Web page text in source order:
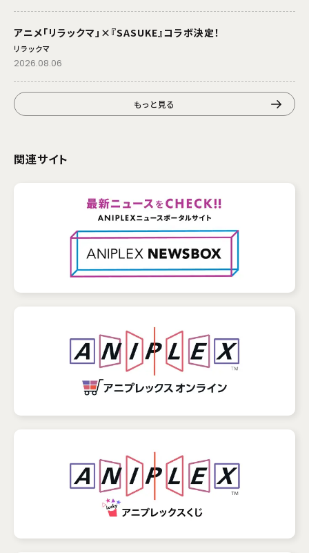
アニメ「リラックマ」×『SASUKE』コラボ決定！
リラックマ
2026.08.06
もっと見る
関連サイト